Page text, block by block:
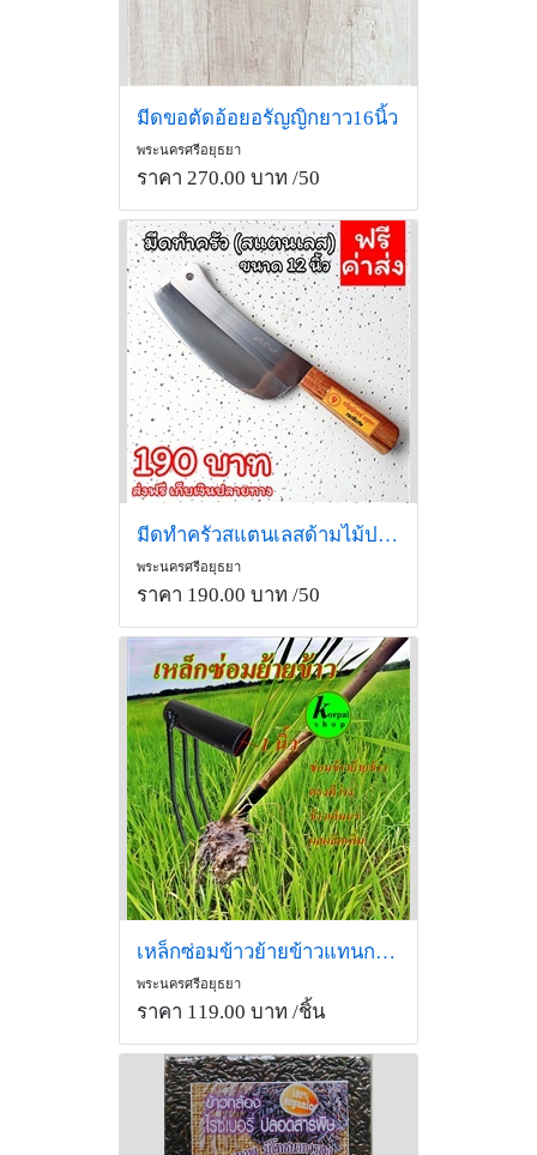
มีดขอตัดอ้อยอรัญญิกยาว16นิ้ว
พระนครศรีอยุธยา
ราคา 270.00 บาท /50
มีดทำครัวสแตนเลสด้ามไม้ประกบ12นิ้ว
พระนครศรีอยุธยา
ราคา 190.00 บาท /50
เหล็กซ่อมข้าวย้ายข้าวแทนการดำ 1นิ้ว
พระนครศรีอยุธยา
ราคา 119.00 บาท /ชิ้น